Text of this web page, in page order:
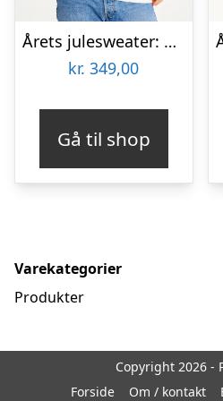
Årets julesweater: Make It Rein – herre / mænd. Ugly Christmas Sweater lavet i Danmark
kr. 349,00
Gå til shop
Varekategorier
Produkter
Copyright 2026 -
Forside
Om / kontakt